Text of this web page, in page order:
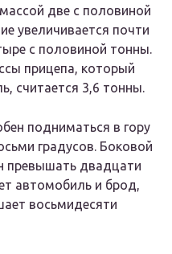
две с половиной
увеличивается почти
с половиной тонны.
прицепа, который
считается 3,6 тонны.
подниматься в гору
градусов. Боковой
превышать двадцати
автомобиль и брод,
восьмидесяти